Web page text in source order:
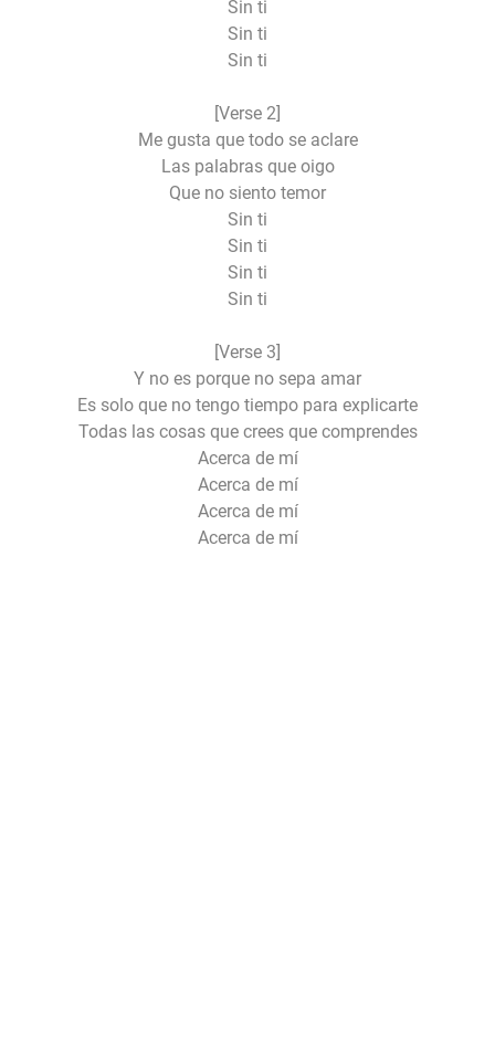
Sin ti
Sin ti
Sin ti
[Verse 2]
Me gusta que todo se aclare
Las palabras que oigo
Que no siento temor
Sin ti
Sin ti
Sin ti
Sin ti
[Verse 3]
Y no es porque no sepa amar
Es solo que no tengo tiempo para explicarte
Todas las cosas que crees que comprendes
Acerca de mí
Acerca de mí
Acerca de mí
Acerca de mí